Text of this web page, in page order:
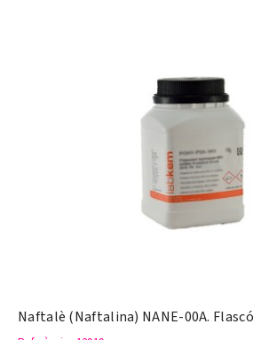
Naftalè (Naftalina) NANE-00A.